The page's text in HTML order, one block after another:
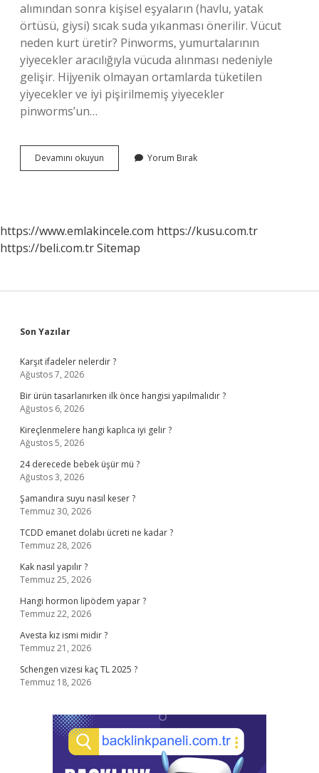
alımından sonra kişisel eşyaların (havlu, yatak
örtüsü, giysi) sıcak suda yıkanması önerilir. Vücut
neden kurt üretir? Pinworms, yumurtalarının
yiyecekler aracılığıyla vücuda alınması nedeniyle
gelişir. Hijyenik olmayan ortamlarda tüketilen
yiyecekler ve iyi pişirilmemiş yiyecekler
pinworms’un…
Devamını okuyun
Içinde
Yorum Bırak
https://www.emlakincele.com https://kusu.com.tr
https://beli.com.trSitemap
Sidebar
Son Yazılar
Karşıt ifadeler nelerdir ?
Ağustos 7, 2026
Bir ürün tasarlanırken ilk önce hangisi yapılmalıdır ?
Ağustos 6, 2026
Kireçlenmelere hangi kaplıca iyi gelir ?
Ağustos 5, 2026
24 derecede bebek üşür mü ?
Ağustos 3, 2026
Şamandıra suyu nasıl keser ?
Temmuz 30, 2026
TCDD emanet dolabı ücreti ne kadar ?
Temmuz 28, 2026
Kak nasıl yapılır ?
Temmuz 25, 2026
Hangi hormon lipödem yapar ?
Temmuz 22, 2026
Avesta kız ismi midir ?
Temmuz 21, 2026
Schengen vizesi kaç TL 2025 ?
Temmuz 18, 2026